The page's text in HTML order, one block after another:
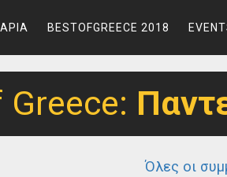
BESTOFGREECE 2018
Όλες οι